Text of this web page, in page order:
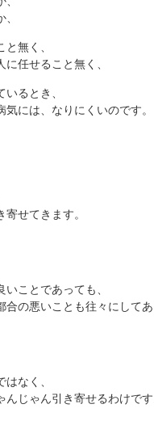
無く、
任せること無く、
るとき、
には、なりにくいのです。
せてきます。
ことであっても、
の悪いことも往々にしてあ
なく、
じゃん引き寄せるわけです